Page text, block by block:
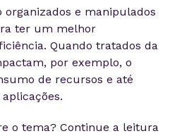
e manipulados
ter um melhor
Quando tratados da
por exemplo, o
de recursos e até
aplicações.
o tema? Continue a leitura